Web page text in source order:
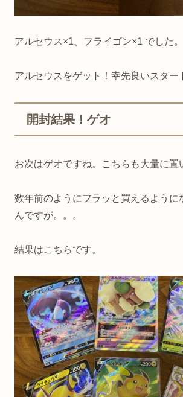
アルセウス×1、フライゴン×1 でした。
アルセウスをゲット！幸先良いスター
開封結果！ゲオ
お次はゲオですね。こちらも大量に置
数年前のようにフラッと買えるように
んですが。。。
結果はこちらです。